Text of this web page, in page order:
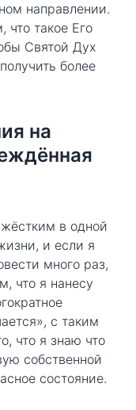
направлении.
что такое Его
Святой Дух
более
на
в одной
и если я
много раз,
что я нанесу
с таким
что я знаю что
собственной
состояние.